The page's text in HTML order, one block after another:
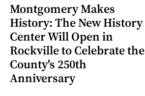
Montgomery Makes
History: The New History
Center Will Open in
Rockville to Celebrate the
County's 250th
Anniversary